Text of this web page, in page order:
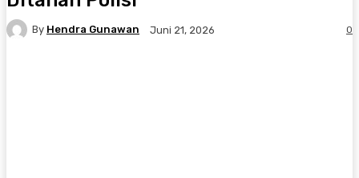
By Hendra Gunawan Juni 21, 2026 0